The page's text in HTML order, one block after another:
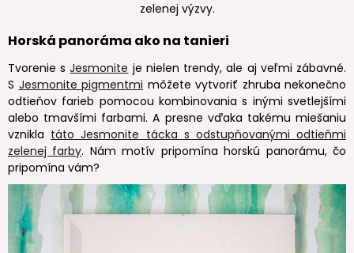
zelenej výzvy.
Horská panoráma ako na tanieri
Tvorenie sJesmonite je nielen trendy, ale aj veľmi zábavné.
S Jesmonite pigmentmi môžete vytvoriť zhruba nekonečno
odtieňov farieb pomocou kombinovania s inými svetlejšími
alebo tmavšími farbami. A presne vďaka takému miešaniu
vznikla táto Jesmonite tácka s odstupňovanými odtieňmi
zelenej farby. Nám motív pripomína horskú panorámu, čo
pripomína vám?